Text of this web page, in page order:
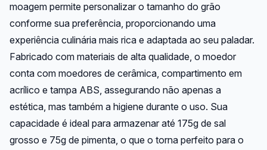
moagem permite personalizar o tamanho do grão
conforme sua preferência, proporcionando uma
experiência culinária mais rica e adaptada ao seu paladar.
Fabricado com materiais de alta qualidade, o moedor
conta com moedores de cerâmica, compartimento em
acrílico e tampa ABS, assegurando não apenas a
estética, mas também a higiene durante o uso. Sua
capacidade é ideal para armazenar até 175g de sal
grosso e 75g de pimenta, o que o torna perfeito para o